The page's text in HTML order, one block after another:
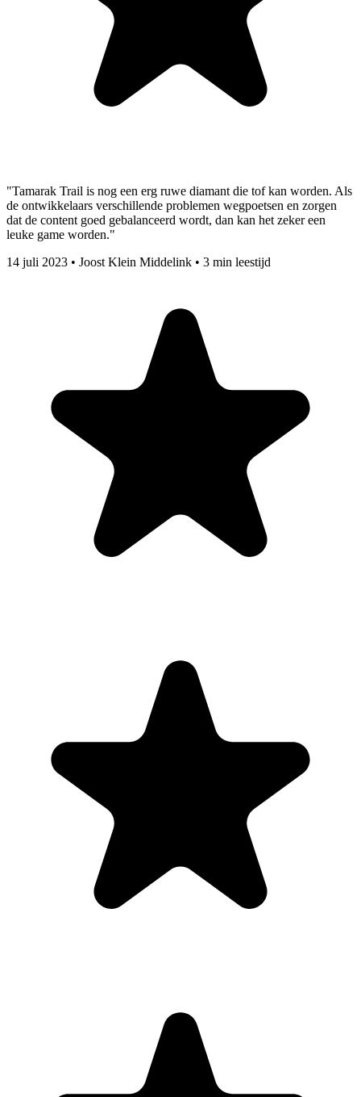
"Tamarak Trail is nog een erg ruwe diamant die tof kan worden. Als
de ontwikkelaars verschillende problemen wegpoetsen en zorgen
dat de content goed gebalanceerd wordt, dan kan het zeker een
leuke game worden."
14 juli 2023 • Joost Klein Middelink • 3 min leestijd